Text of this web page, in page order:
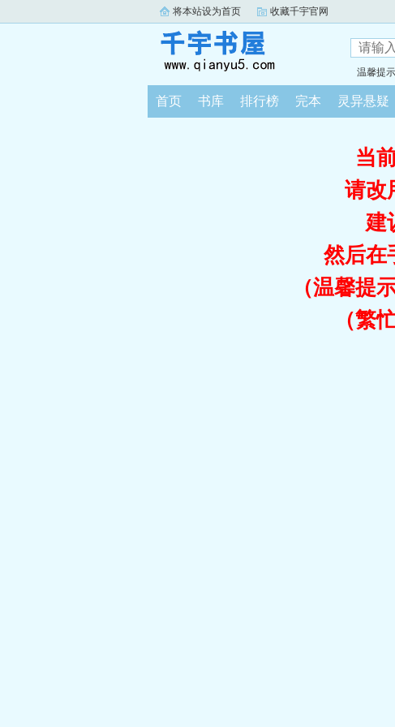
将本站设为首页 收藏千宇官网
温馨提
首页 书库 排行榜 完本 灵异悬疑
当
请改
建
然后在
（温馨提
（繁